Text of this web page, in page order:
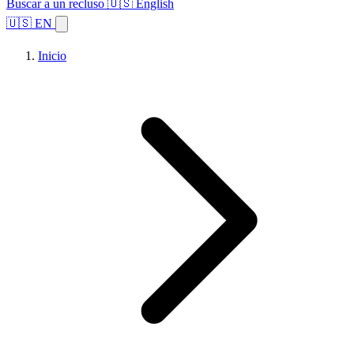
Buscar a un recluso 🇺🇸 English
🇺🇸 EN
Inicio